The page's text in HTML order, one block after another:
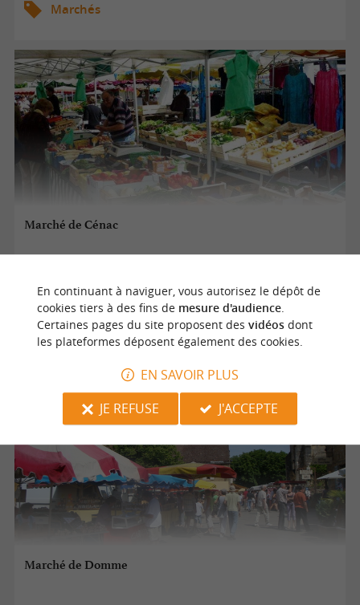
Marchés
Marché de Cénac
Cénac et Saint Julien
Marchés
Marché de Domme
En continuant à naviguer, vous autorisez le dépôt de
cookies tiers à des fins de mesure d'audience.
Certaines pages du site proposent des vidéosdont
les plateformes déposent également des cookies.
EN SAVOIR PLUS
JE REFUSE
J'ACCEPTE